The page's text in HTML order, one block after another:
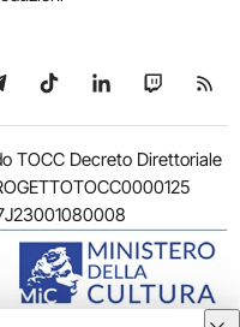
WhatsApp
su Telegram
Seguici su TikTok
Seguici su
Seguici
TOCC Decreto Direttoriale